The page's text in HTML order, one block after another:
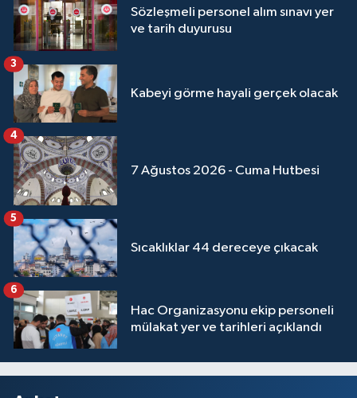
Sözleşmeli personel alım sınavı yer
ve tarih duyurusu
Kabeyi görme hayali gerçek olacak
3
7 Ağustos 2026 - Cuma Hutbesi
4
Sıcaklıklar 44 dereceye çıkacak
5
Hac Organizasyonu ekip personeli
mülakat yer ve tarihleri açıklandı
6